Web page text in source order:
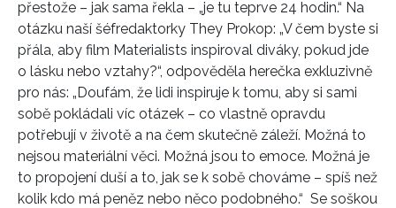
přestože – jak sama řekla – „je tu teprve 24 hodin.“ Na
otázku naší šéfredaktorky They Prokop: „V čem byste si
přála, aby film Materialists inspiroval diváky, pokud jde
o lásku nebo vztahy?“, odpověděla herečka exkluzivně
pro nás: „Doufám, že lidi inspiruje k tomu, aby si sami
sobě pokládali víc otázek – co vlastně opravdu
potřebují v životě a na čem skutečně záleží. Možná to
nejsou materiální věci. Možná jsou to emoce. Možná je
to propojení duší a to, jak se k sobě chováme – spíš než
kolik kdo má peněz nebo něco podobného.“ Se soškou